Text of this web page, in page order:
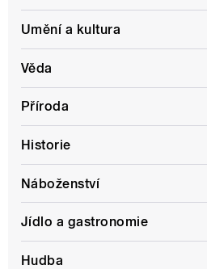
Umění a kultura
Věda
Příroda
Historie
Náboženství
Jídlo a gastronomie
Hudba